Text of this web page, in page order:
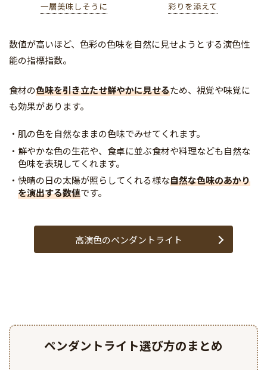
一層美味しそうに 彩りを添えて
数値が高いほど、色彩の色味を自然に見せようとする演色性
能の指標指数。
食材の色味を引き立たせ鮮やかに見せるため、視覚や味覚に
も効果があります。
肌の色を自然なままの色味でみせてくれます。
鮮やかな色の生花や、食卓に並ぶ食材や料理なども自然な
色味を表現してくれます。
快晴の日の太陽が照らしてくれる様な自然な色味のあかり
を演出する数値です。
高演色のペンダントライト
ペンダントライト選び方のまとめ